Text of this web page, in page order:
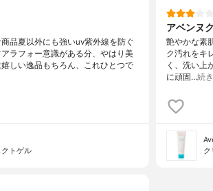
品夏以外にも強いuv紫外線を防ぐ
ラフォー意識がある分、やはり美
しい逸品もちろん、これひとつで
トゲル
アベンヌ
艶やかな素
ク汚れをキ
く、洗い上
に頑固…続
ク